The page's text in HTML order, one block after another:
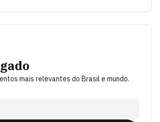
mais relevantes do Brasil e mundo.